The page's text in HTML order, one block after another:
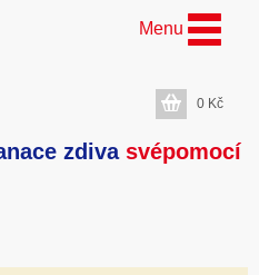
zdiva svépomocí
Menu
0 Kč